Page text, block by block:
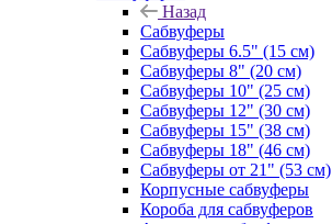
Назад
Сабвуферы
Сабвуферы 6.5" (15 см)
Сабвуферы 8" (20 см)
Сабвуферы 10" (25 см)
Сабвуферы 12" (30 см)
Сабвуферы 15" (38 см)
Сабвуферы 18" (46 см)
Сабвуферы от 21" (53 см)
Корпусные сабвуферы
Короба для сабвуферов